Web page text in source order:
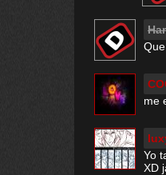
me
Yo
XD